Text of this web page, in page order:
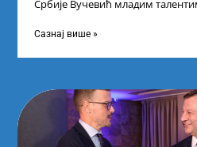
Србије Вучевић младим
Сазнај више »